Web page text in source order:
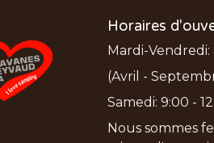
Horaires
Mardi-Vendredi:
(Avril -
Samedi: 9:00 -
Nous sommes